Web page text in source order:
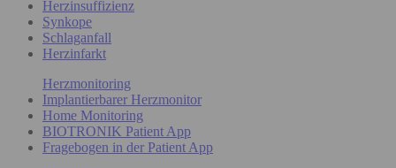
Herzinsuffizienz
Synkope
Schlaganfall
Herzinfarkt
Herzmonitoring
Implantierbarer Herzmonitor
Home Monitoring
BIOTRONIK Patient App
Fragebogen in der Patient App